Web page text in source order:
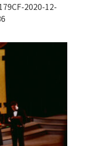
2020-12-